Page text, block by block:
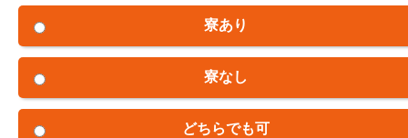
寮あり
寮なし
どちらでも可